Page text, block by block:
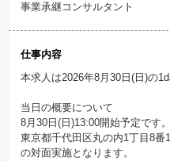
事業承継コンサルタント
仕事内容
本求人は2026年8月30日(日)の
当日の概要について
8月30日(日)13:00開始予定です。
東京都千代田区丸の内1丁目8
の対面実施となります。